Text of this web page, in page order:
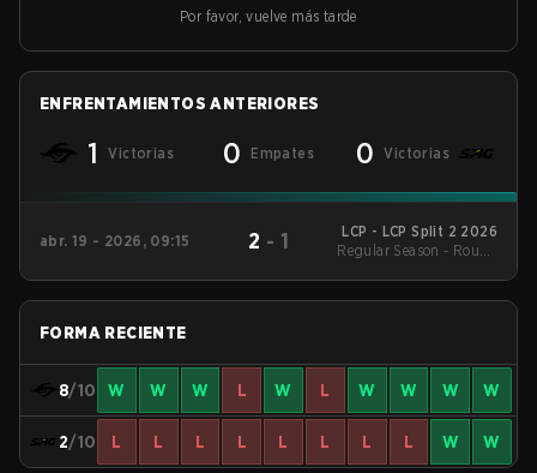
Por favor, vuelve más tarde
ENFRENTAMIENTOS ANTERIORES
1 Victorias 0 Empates 0 Victorias
abr. 19 - 2026, 09:15 2 - 1
LCP - LCP Split 2 2026
Regular Season - Round
FORMA RECIENTE
8/10 W W W L W L W W W W
2/10 L L L L L L L L W W